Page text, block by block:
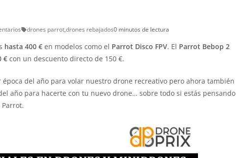
drones parrot,drones rebajados0 minutos de lectura
hasta 400 € en modelos como el Parrot Disco FPV. El Parrot Bebop 2
€ con un descuento directo de 150 €.
del año para volar nuestro drone recreativo pero ahora también
año para hacerte con tu nuevo drone… sobre todo si estás pensando